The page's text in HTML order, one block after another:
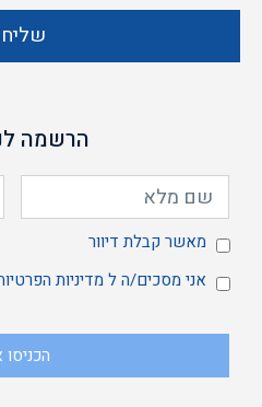
הרשמה
מאשר קבלת דיוור
אני
אני מסכים/ה ל מדיניות
הכניסו